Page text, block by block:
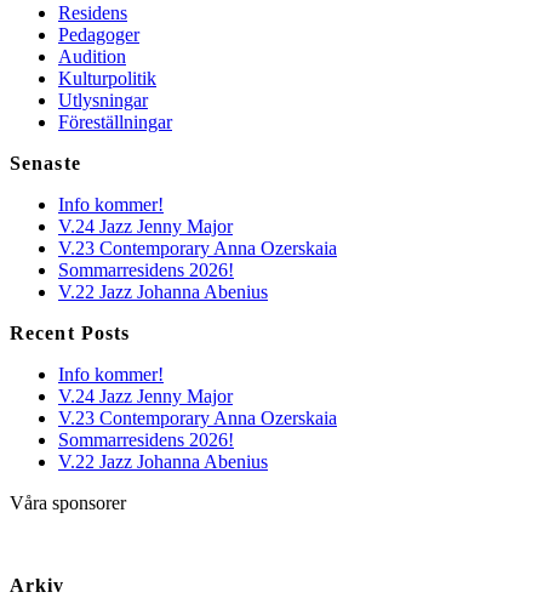
Residens
Pedagoger
Audition
Kulturpolitik
Utlysningar
Föreställningar
Senaste
Info kommer!
V.24 Jazz Jenny Major
V.23 Contemporary Anna Ozerskaia
Sommarresidens 2026!
V.22 Jazz Johanna Abenius
Recent Posts
Info kommer!
V.24 Jazz Jenny Major
V.23 Contemporary Anna Ozerskaia
Sommarresidens 2026!
V.22 Jazz Johanna Abenius
Våra sponsorer
Arkiv